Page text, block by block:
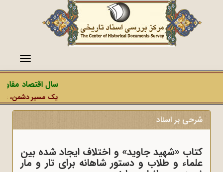
منو
سال اقتصاد
یک مسیر دشمن،
شرحی بر اسناد
کتاب «شهید جاوید» و اختلاف ایجاد شده بین
علماء و طلاب و دستور شاهانه برای تار و مار